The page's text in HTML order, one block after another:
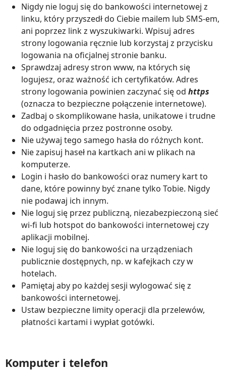
Nigdy nie loguj się do bankowości internetowej z
linku, który przyszedł do Ciebie mailem lub SMS-em,
ani poprzez link z wyszukiwarki. Wpisuj adres
strony logowania ręcznie lub korzystaj z przycisku
logowania na oficjalnej stronie banku.
Sprawdzaj adresy stron www, na których się
logujesz, oraz ważność ich certyfikatów. Adres
strony logowania powinien zaczynać się od https
(oznacza to bezpieczne połączenie internetowe).
Zadbaj o skomplikowane hasła, unikatowe i trudne
do odgadnięcia przez postronne osoby.
Nie używaj tego samego hasła do różnych kont.
Nie zapisuj haseł na kartkach ani w plikach na
komputerze.
Login i hasło do bankowości oraz numery kart to
dane, które powinny być znane tylko Tobie. Nigdy
nie podawaj ich innym.
Nie loguj się przez publiczną, niezabezpieczoną sieć
wi-fi lub hotspot do bankowości internetowej czy
aplikacji mobilnej.
Nie loguj się do bankowości na urządzeniach
publicznie dostępnych, np. w kafejkach czy w
hotelach.
Pamiętaj aby po każdej sesji wylogować się z
bankowości internetowej.
Ustaw bezpieczne limity operacji dla przelewów,
płatności kartami i wypłat gotówki.
Komputer i telefon